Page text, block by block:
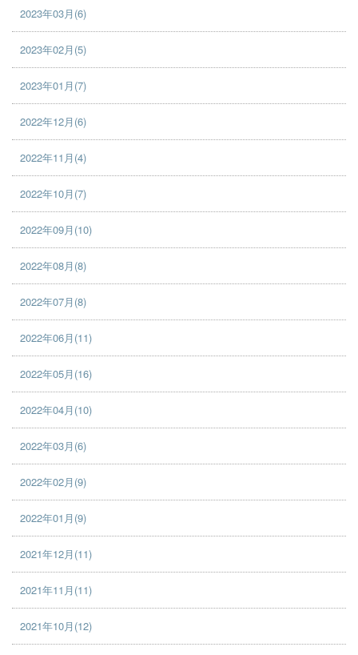
2023年03月(6)
2023年02月(5)
2023年01月(7)
2022年12月(6)
2022年11月(4)
2022年10月(7)
2022年09月(10)
2022年08月(8)
2022年07月(8)
2022年06月(11)
2022年05月(16)
2022年04月(10)
2022年03月(6)
2022年02月(9)
2022年01月(9)
2021年12月(11)
2021年11月(11)
2021年10月(12)